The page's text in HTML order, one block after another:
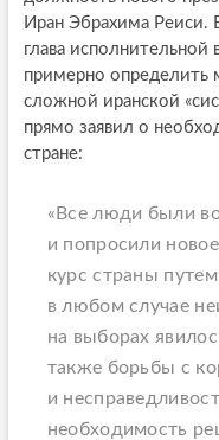
Иран Эбрахима Реиси.
глава
примерно определить
сложной иранской
прямо заявил о
стране:
«Все люди были
и попросили
курс страны
в любом случае
на выборах
также борьбы с
и
необходимость